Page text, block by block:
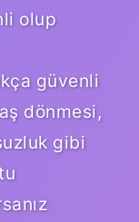
olup
güvenli
dönmesi,
gibi